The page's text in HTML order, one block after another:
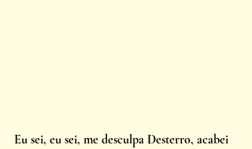
Eu sei, eu sei, me desculpa Desterro, acabei